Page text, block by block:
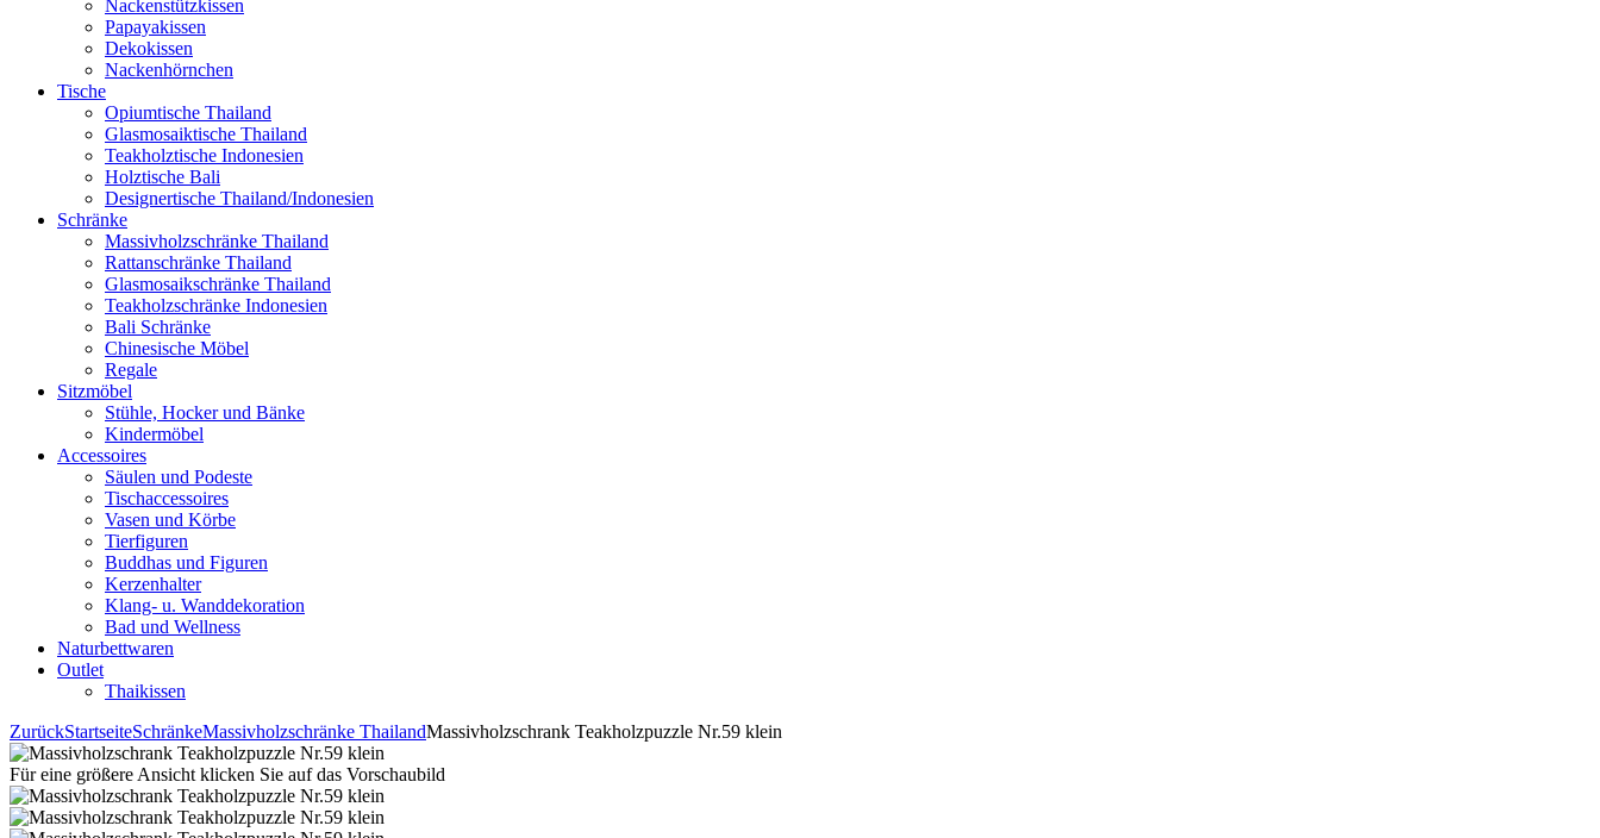
Nackenstützkissen
Papayakissen
Dekokissen
Nackenhörnchen
Tische
Opiumtische Thailand
Glasmosaiktische Thailand
Teakholztische Indonesien
Holztische Bali
Designertische Thailand/Indonesien
Schränke
Massivholzschränke Thailand
Rattanschränke Thailand
Glasmosaikschränke Thailand
Teakholzschränke Indonesien
Bali Schränke
Chinesische Möbel
Regale
Sitzmöbel
Stühle, Hocker und Bänke
Kindermöbel
Accessoires
Säulen und Podeste
Tischaccessoires
Vasen und Körbe
Tierfiguren
Buddhas und Figuren
Kerzenhalter
Klang- u. Wanddekoration
Bad und Wellness
Naturbettwaren
Outlet
Thaikissen
ZurückStartseiteSchränkeMassivholzschränke ThailandMassivholzschrank Teakholzpuzzle Nr.59 klein
Für eine größere Ansicht klicken Sie auf das Vorschaubild